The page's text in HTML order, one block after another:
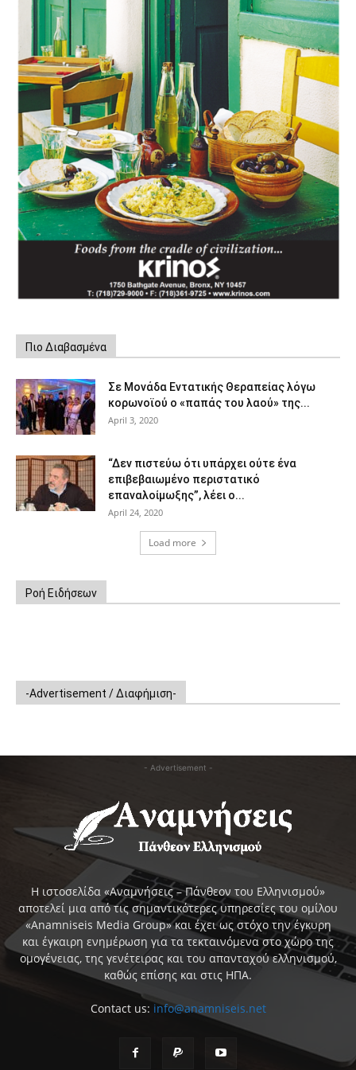
Πιο Διαβασμένα
Σε Μονάδα Εντατικής Θεραπείας λόγω
κορωνοϊού ο «παπάς του λαού» της...
April 3, 2020
“Δεν πιστεύω ότι υπάρχει ούτε ένα
επιβεβαιωμένο περιστατικό
επαναλοίμωξης”, λέει ο...
April 24, 2020
Load more
Ροή Ειδήσεων
-Advertisement / Διαφήμιση-
- Advertisement -
Η ιστοσελίδα «Αναμνήσεις – Πάνθεον του Ελληνισμού»
αποτελεί μια από τις σημαντικότερες υπηρεσίες του ομίλου
«Anamniseis Media Group» και έχει ως στόχο την έγκυρη
και έγκαιρη ενημέρωση για τα τεκταινόμενα στο χώρο της
ομογένειας, της γενέτειρας και του απανταχού ελληνισμού,
καθώς επίσης και στις ΗΠΑ.
Contact us: info@anamniseis.net